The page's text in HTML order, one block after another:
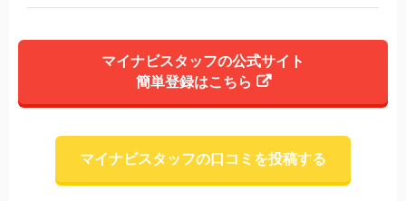
マイナビスタッフの公式サイト
簡単登録はこちら
マイナビスタッフの口コミを投稿する